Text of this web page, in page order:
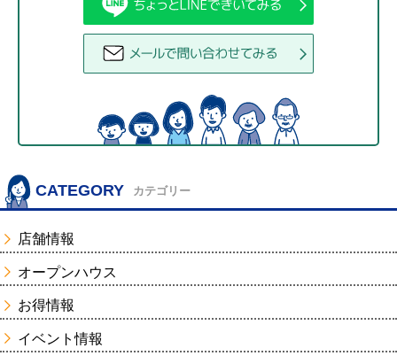
CATEGORY カテゴリー
店舗情報
オープンハウス
お得情報
イベント情報